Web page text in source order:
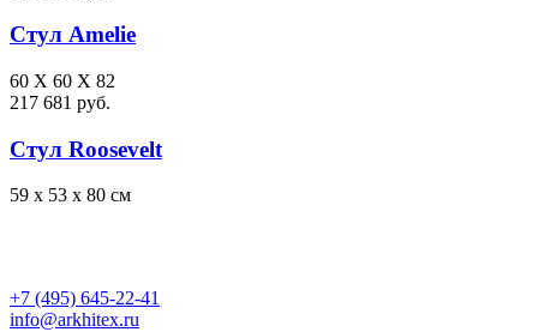
Стул Amelie
60 X 60 X 82
217 681 руб.
Стул Roosevelt
59 x 53 x 80 см
+7 (495) 645-22-41
info@arkhitex.ru